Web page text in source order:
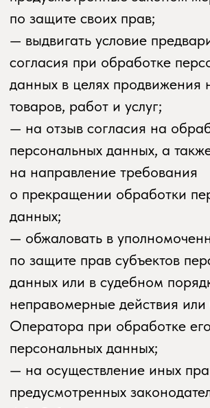
оператором и субъектом персональных
данных.
Виды обработки персональных данных:
сбор, запись, систематизация,
накопление, хранение, уничтожение
и обезличивание персональных данных;
отправка информационных писем
на адрес электронной почты.
7. Условия обработки персональных
7.1. Обработка персональных данных
осуществляется с согласия субъекта
персональных данных на обработку его
персональных данных.
7.2. Обработка персональных данных
необходима для достижения целей,
предусмотренных международным
договором Российской Федерации или
законом, для осуществления возложенных
законодательством Российской
Федерации на оператора функций,
полномочий и обязанностей.
7.3. Обработка персональных данных
правосудия, исполнения судебного акта,